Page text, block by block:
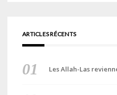
ARTICLES RÉCENTS
Les Allah-Las